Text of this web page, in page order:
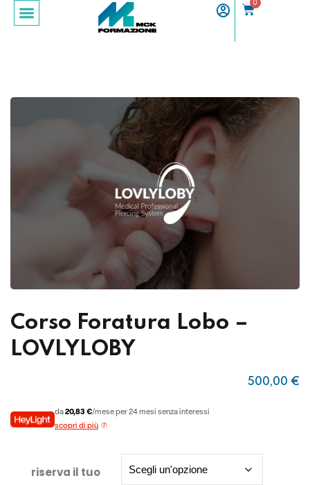
0
Corso Foratura Lobo –
LOVLYLOBY
500,00 €
da20,83 €/mese per 24 mesi senza interessi
scopri di più
riserva il tuo
Sign in
Don’t have an account?Sign up
Remember me Lost your password?